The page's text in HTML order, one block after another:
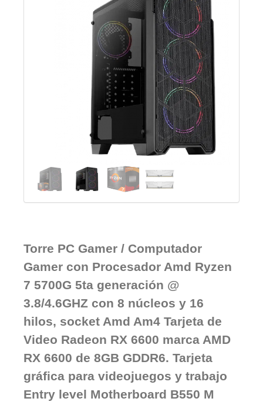
Torre PC Gamer / Computador
Gamer con Procesador Amd Ryzen
7 5700G 5ta generación @
3.8/4.6GHZ con 8 núcleos y 16
hilos, socket Amd Am4 Tarjeta de
Video Radeon RX 6600 marca AMD
RX 6600 de 8GB GDDR6. Tarjeta
gráfica para videojuegos y trabajo
Entry level Motherboard B550 M